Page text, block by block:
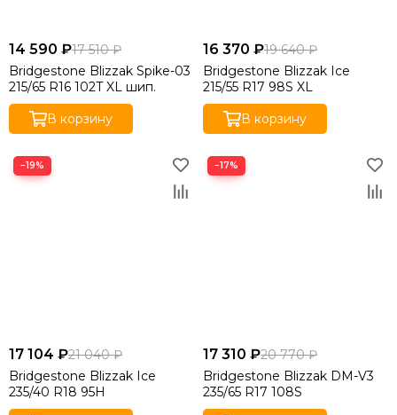
14 590 ₽17 510 ₽
Bridgestone Blizzak Spike-03
215/65 R16 102T XL шип.
В корзину
16 370 ₽19 640 ₽
Bridgestone Blizzak Ice
215/55 R17 98S XL
В корзину
−19%
17 104 ₽21 040 ₽
Bridgestone Blizzak Ice
235/40 R18 95H
−17%
17 310 ₽20 770 ₽
Bridgestone Blizzak DM-V3
235/65 R17 108S